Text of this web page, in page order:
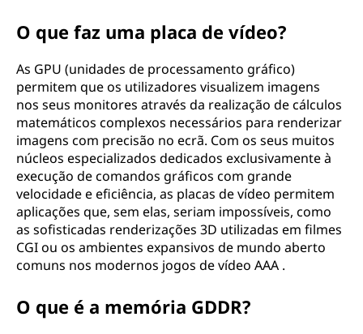
O que faz uma placa de vídeo?
As GPU (unidades de processamento gráfico)
permitem que os utilizadores visualizem imagens
nos seus monitores através da realização de cálculos
matemáticos complexos necessários para renderizar
imagens com precisão no ecrã. Com os seus muitos
núcleos especializados dedicados exclusivamente à
execução de comandos gráficos com grande
velocidade e eficiência, as placas de vídeo permitem
aplicações que, sem elas, seriam impossíveis, como
as sofisticadas renderizações 3D utilizadas em filmes
CGI ou os ambientes expansivos de mundo aberto
comuns nos modernos jogos de vídeo AAA .
O que é a memória GDDR?